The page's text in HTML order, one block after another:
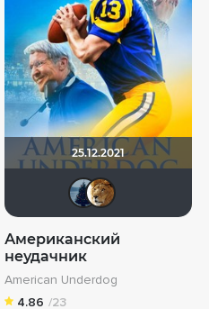
25.12.2021
Американский
неудачник
American Underdog
4.86 /23